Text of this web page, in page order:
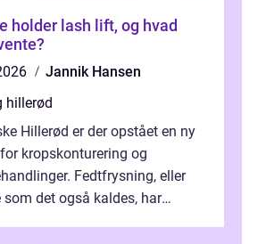
holder lash lift, og hvad
Jannik Hansen
hillerød
Hillerød er der opstået en ny
kropskonturering og
Fedtfrysning, eller
det også kaldes, har